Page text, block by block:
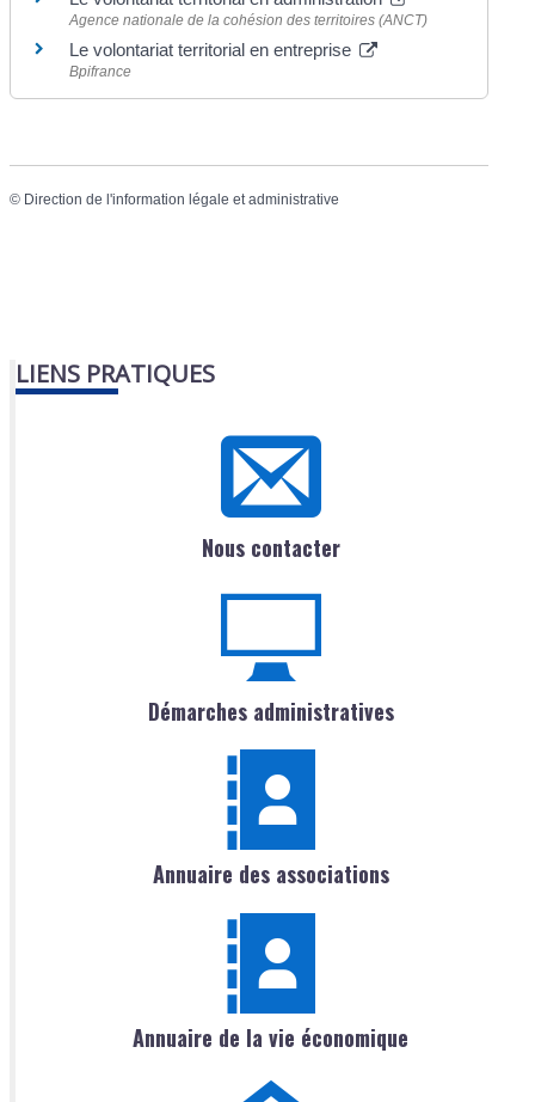
Agence nationale de la cohésion des territoires (ANCT)
Le volontariat territorial en entreprise
Bpifrance
© Direction de l'information légale et administrative
LIENS PRATIQUES
Nous contacter
Démarches administratives
Annuaire des associations
Annuaire de la vie économique